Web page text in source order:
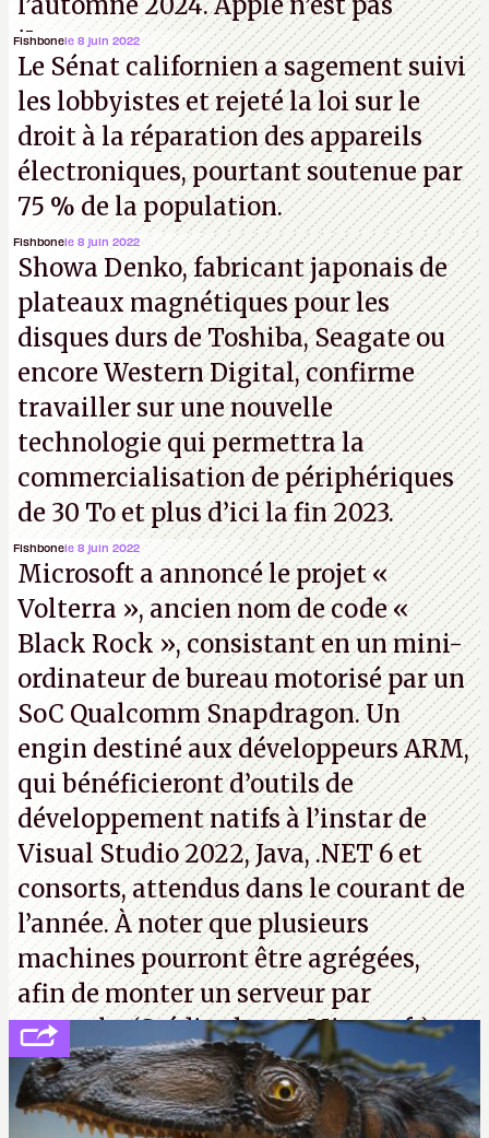
iJouasse.
Fishbonele 8 juin 2022
Le Sénat californien a sagement suivi
les lobbyistes et rejeté la loi sur le
droit à la réparation des appareils
électroniques, pourtant soutenue par
75 % de la population.
Fishbonele 8 juin 2022
Showa Denko, fabricant japonais de
plateaux magnétiques pour les
disques durs de Toshiba, Seagate ou
encore Western Digital, confirme
travailler sur une nouvelle
technologie qui permettra la
commercialisation de périphériques
de 30 To et plus d’ici la fin 2023.
Fishbonele 8 juin 2022
Microsoft a annoncé le projet «
Volterra », ancien nom de code «
Black Rock », consistant en un mini-
ordinateur de bureau motorisé par un
SoC Qualcomm Snapdragon. Un
engin destiné aux développeurs ARM,
qui bénéficieront d’outils de
développement natifs à l’instar de
Visual Studio 2022, Java, .NET 6 et
consorts, attendus dans le courant de
l’année. À noter que plusieurs
machines pourront être agrégées,
afin de monter un serveur par
exemple. (Crédit photo : Microsoft)